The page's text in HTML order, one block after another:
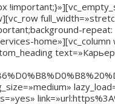
home»][vc_column